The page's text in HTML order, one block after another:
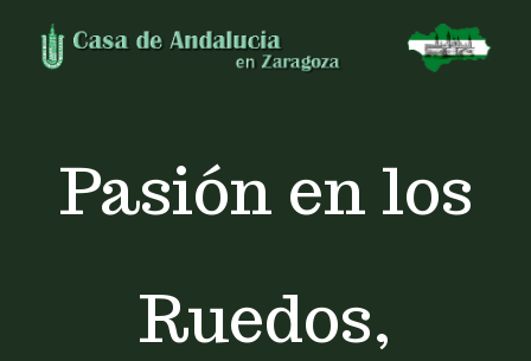
Pasión en los
Ruedos,